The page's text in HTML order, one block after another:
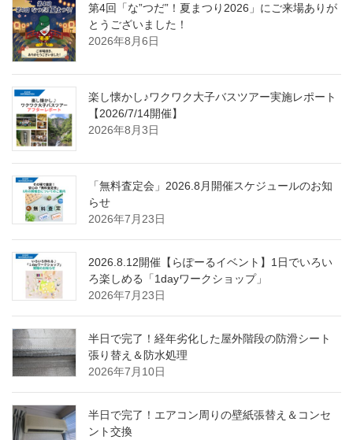
第4回「な”つだ”！夏まつり2026」にご来場ありが
とうございました！
2026年8月6日
楽し懐かし♪ワクワク大子バスツアー実施レポート
【2026/7/14開催】
2026年8月3日
「無料査定会」2026.8月開催スケジュールのお知
らせ
2026年7月23日
2026.8.12開催【らぽーるイベント】1日でいろい
ろ楽しめる「1dayワークショップ」
2026年7月23日
半日で完了！経年劣化した屋外階段の防滑シート
張り替え＆防水処理
2026年7月10日
半日で完了！エアコン周りの壁紙張替え＆コンセ
ント交換